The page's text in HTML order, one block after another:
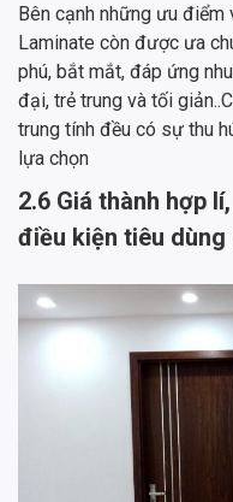
Bên cạnh những ưu
Laminate còn được ưa
phú, bắt mắt, đáp ứng
đại, trẻ trung và tối
trung tính đều có sự thu
lựa chọn
2.6 Giá thành hợp
điều kiện tiêu